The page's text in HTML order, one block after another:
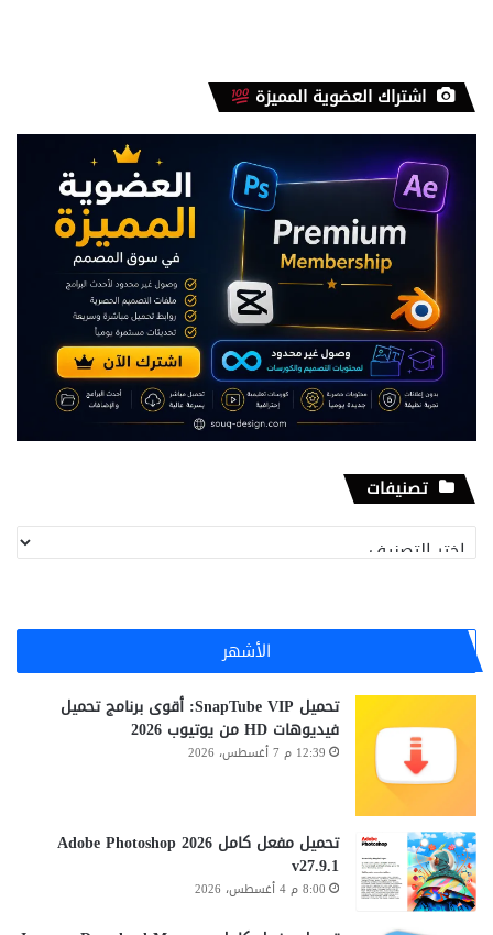
اشتراك العضوية المميزة
تصنيفات
تصنيفات
الأشهر
تحميل SnapTube VIP: أقوى برنامج تحميل
فيديوهات HD من يوتيوب 2026
12:39 م 7 أغسطس، 2026
تحميل مفعل كامل Adobe Photoshop 2026
v27.9.1
8:00 م 4 أغسطس، 2026